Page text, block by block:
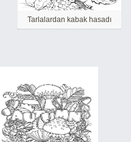
Tarlalardan kabak hasadı